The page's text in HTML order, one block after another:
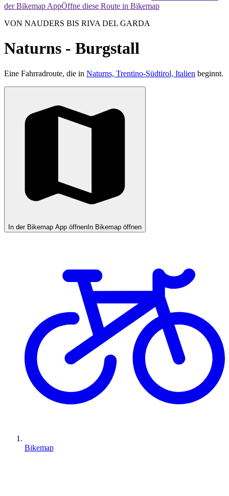
der Bikemap AppÖffne diese Route in Bikemap
VON NAUDERS BIS RIVA DEL GARDA
Naturns - Burgstall
Eine Fahrradroute, die in Naturns, Trentino-Südtirol, Italien beginnt.
In der Bikemap App öffnen In Bikemap öffnen
Bikemap